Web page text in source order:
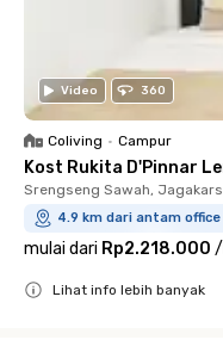
Video 360
Coliving • Campur
Kost Rukita D'Pinnar
Srengseng Sawah,
4.9 km dari antam
mulai dari Rp2.218.000 /
Lihat info lebih banyak